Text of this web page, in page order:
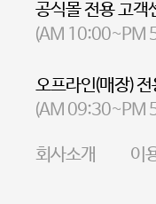
대표 이성현,박영
통신판매업 신
사업자등록번
FAX 02-6380-
공식몰 전용 고객
(AM 10:00~PM
오프라인(매장) 전
(AM 09:30~PM
회사소개 이